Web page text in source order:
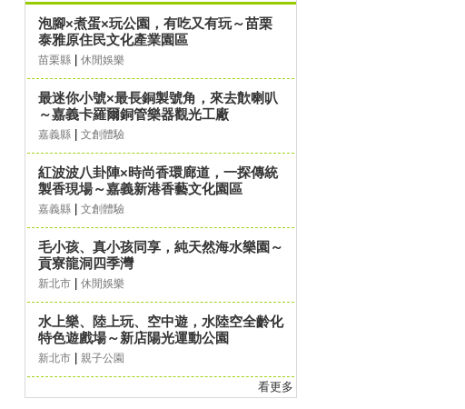
泡腳×煮蛋×玩公園，有吃又有玩～苗栗
泰雅原住民文化產業園區
苗栗縣 休閒娛樂
最迷你小號×最長銅製號角，來去歕喇叭
～嘉義卡羅爾銅管樂器觀光工廠
嘉義縣 文創體驗
紅波波八卦陣×時尚香環廊道，一探傳統
製香現場～嘉義新港香藝文化園區
嘉義縣 文創體驗
毛小孩、真小孩同享，純天然海水樂園～
貢寮龍洞四季灣
新北市 休閒娛樂
水上樂、陸上玩、空中遊，水陸空全齡化
特色遊戲場～新店陽光運動公園
新北市 親子公園
看更多